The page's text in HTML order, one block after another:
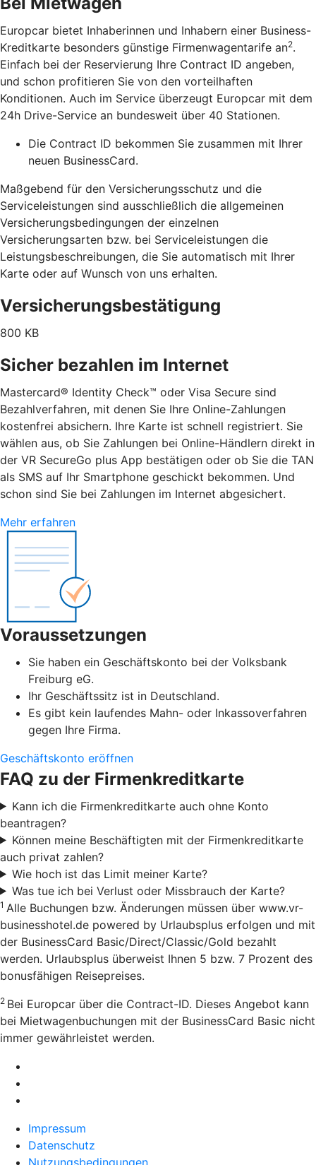
Europcar bietet Inhaberinnen und Inhabern einer Business-
Kreditkarte besonders günstige Firmenwagentarife an2.
Einfach bei der Reservierung Ihre Contract ID angeben,
und schon profitieren Sie von den vorteilhaften
Konditionen. Auch im Service überzeugt Europcar mit dem
24h Drive-Service an bundesweit über 40 Stationen.
Die Contract ID bekommen Sie zusammen mit Ihrer
neuen BusinessCard.
Maßgebend für den Versicherungsschutz und die
Serviceleistungen sind ausschließlich die allgemeinen
Versicherungsbedingungen der einzelnen
Versicherungsarten bzw. bei Serviceleistungen die
Leistungsbeschreibungen, die Sie automatisch mit Ihrer
Karte oder auf Wunsch von uns erhalten.
Versicherungsbestätigung
800 KB
Sicher bezahlen im Internet
Mastercard® Identity Check™ oder Visa Secure sind
Bezahlverfahren, mit denen Sie Ihre Online-Zahlungen
kostenfrei absichern. Ihre Karte ist schnell registriert. Sie
wählen aus, ob Sie Zahlungen bei Online-Händlern direkt in
der VR SecureGo plus App bestätigen oder ob Sie die TAN
als SMS auf Ihr Smartphone geschickt bekommen. Und
schon sind Sie bei Zahlungen im Internet abgesichert.
Mehr erfahren
Voraussetzungen
Sie haben ein Geschäftskonto bei der Volksbank
Freiburg eG.
Ihr Geschäftssitz ist in Deutschland.
Es gibt kein laufendes Mahn- oder Inkassoverfahren
gegen Ihre Firma.
Geschäftskonto eröffnen
FAQ zu der Firmenkreditkarte
Kann ich die Firmenkreditkarte auch ohne Konto
beantragen?
Können meine Beschäftigten mit der Firmenkreditkarte
auch privat zahlen?
Wie hoch ist das Limit meiner Karte?
Was tue ich bei Verlust oder Missbrauch der Karte?
1 Alle Buchungen bzw. Änderungen müssen über www.vr-
businesshotel.de powered by Urlaubsplus erfolgen und mit
der BusinessCard Basic/Direct/Classic/Gold bezahlt
werden. Urlaubsplus überweist Ihnen 5 bzw. 7 Prozent des
bonusfähigen Reisepreises.
2 Bei Europcar über die Contract-ID. Dieses Angebot kann
bei Mietwagenbuchungen mit der BusinessCard Basic nicht
immer gewährleistet werden.
Impressum
Datenschutz
Nutzungsbedingungen